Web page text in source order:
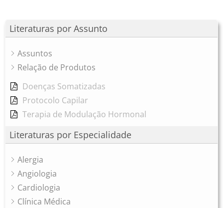
Literaturas por Assunto
Assuntos
Relação de Produtos
Doenças Somatizadas
Protocolo Capilar
Terapia de Modulação Hormonal
Literaturas por Especialidade
Alergia
Angiologia
Cardiologia
Clínica Médica